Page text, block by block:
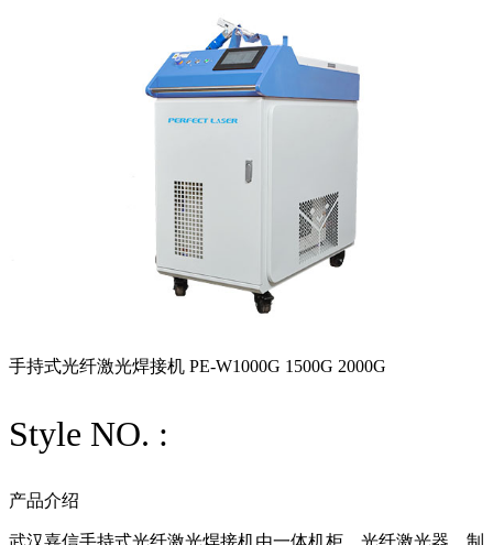
手持式光纤激光焊接机 PE-W1000G 1500G 2000G
Style NO. :
产品介绍
武汉嘉信手持式光纤激光焊接机由一体机柜、光纤激光器、制